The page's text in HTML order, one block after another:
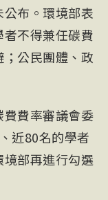
布。環境部表
不得兼任碳費
公民團體、政
費率審議會委
近80名的學者
部再進行勾選